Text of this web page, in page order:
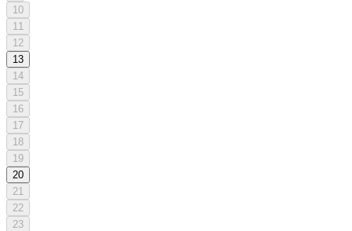
10
11
12
13
14
15
16
17
18
19
20
21
22
23